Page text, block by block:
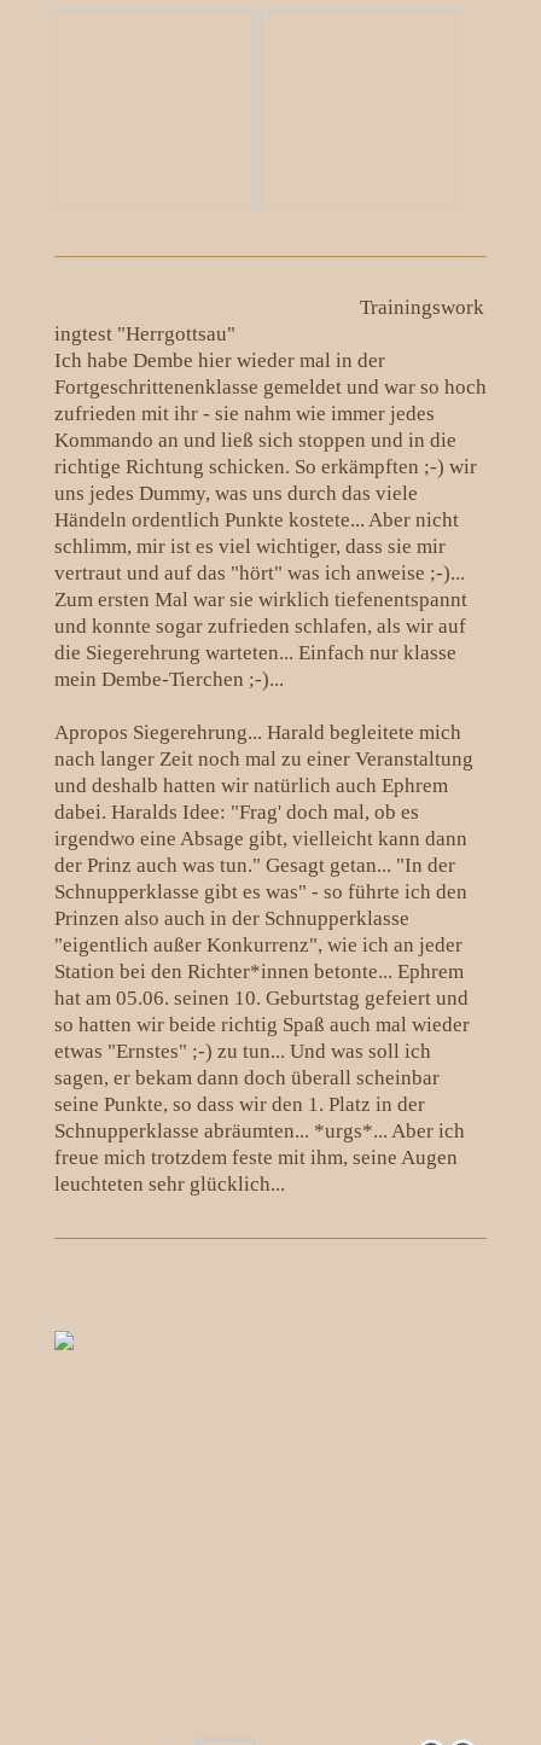
Trainingswork
ingtest "Herrgottsau"
Ich habe Dembe hier wieder mal in der
Fortgeschrittenenklasse gemeldet und war so hoch
zufrieden mit ihr - sie nahm wie immer jedes
Kommando an und ließ sich stoppen und in die
richtige Richtung schicken. So erkämpften ;-) wir
uns jedes Dummy, was uns durch das viele
Händeln ordentlich Punkte kostete... Aber nicht
schlimm, mir ist es viel wichtiger, dass sie mir
vertraut und auf das "hört" was ich anweise ;-)...
Zum ersten Mal war sie wirklich tiefenentspannt
und konnte sogar zufrieden schlafen, als wir auf
die Siegerehrung warteten... Einfach nur klasse
mein Dembe-Tierchen ;-)...
Apropos Siegerehrung... Harald begleitete mich
nach langer Zeit noch mal zu einer Veranstaltung
und deshalb hatten wir natürlich auch Ephrem
dabei. Haralds Idee: "Frag' doch mal, ob es
irgendwo eine Absage gibt, vielleicht kann dann
der Prinz auch was tun." Gesagt getan... "In der
Schnupperklasse gibt es was" - so führte ich den
Prinzen also auch in der Schnupperklasse
"eigentlich außer Konkurrenz", wie ich an jeder
Station bei den Richter*innen betonte... Ephrem
hat am 05.06. seinen 10. Geburtstag gefeiert und
so hatten wir beide richtig Spaß auch mal wieder
etwas "Ernstes" ;-) zu tun... Und was soll ich
sagen, er bekam dann doch überall scheinbar
seine Punkte, so dass wir den 1. Platz in der
Schnupperklasse abräumten... *urgs*... Aber ich
freue mich trotzdem feste mit ihm, seine Augen
leuchteten sehr glücklich...